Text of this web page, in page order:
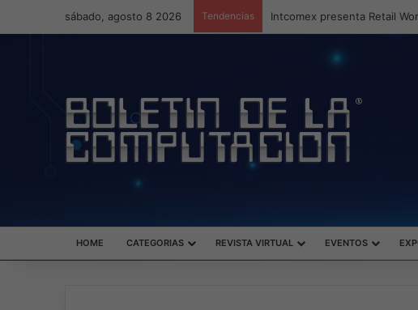
sábado, agosto 8 2026 Tendencias Intcomex presenta Retail
HOME CATEGORIAS REVISTA VIRTUAL EVENTOS